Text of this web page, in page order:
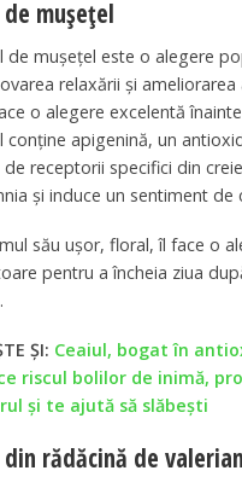
de mușețel
de mușețel este o alegere
relaxării și ameliorarea
o alegere excelentă
conține apigenină, un
de receptorii specifici din
și induce un sentiment de
său ușor, floral, îl face o
pentru a încheia ziua
ȘI: Ceaiul, bogat în
riscul bolilor de inimă,
și te ajută să slăbești
din rădăcină de